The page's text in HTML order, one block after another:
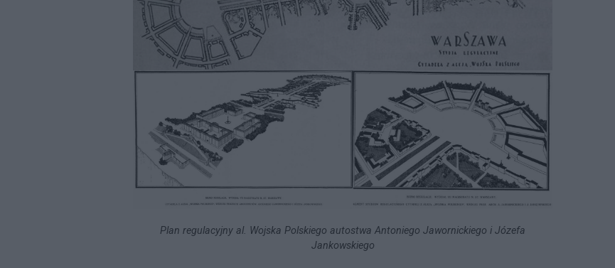
Plan regulacyjny al. Wojska Polskiego autostwa Antoniego Jawornickiego i Józefa
Jankowskiego